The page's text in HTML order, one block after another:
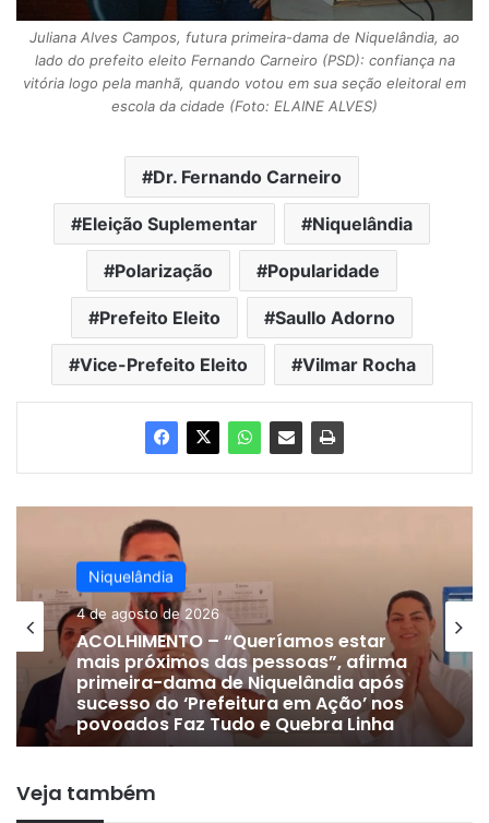
Juliana Alves Campos, futura primeira-dama de Niquelândia, ao
lado do prefeito eleito Fernando Carneiro (PSD): confiança na
vitória logo pela manhã, quando votou em sua seção eleitoral em
escola da cidade (Foto: ELAINE ALVES)
Dr. Fernando Carneiro
Eleição Suplementar Niquelândia
Polarização Popularidade
Prefeito Eleito Saullo Adorno
Vice-Prefeito Eleito Vilmar Rocha
Niquelândia
24 de julho de 2026
DE OLHO EM 2028 | Vice-prefeito
Gervam Freitas oficializa apoio a
Lissauer Vieira após rompimento
com prefeito em Niquelândia
Veja também